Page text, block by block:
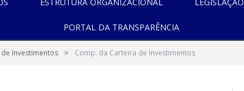
PORTAL DA TRANSPARÊNCIA
Investimentos » Comp. da Carteira de Investimentos